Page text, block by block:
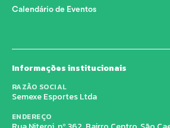
Calendário de Eventos
Informações institucionais
RAZÃO SOCIAL
Semexe Esportes Ltda
ENDEREÇO